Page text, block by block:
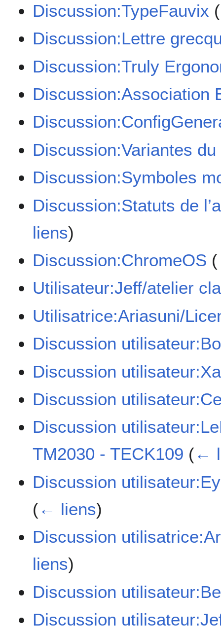
Discussion:TypeFauvix (
Discussion:Lettre
Discussion:Truly
Discussion:Association
Discussion:Variantes du
Discussion:Symboles
Discussion:Statuts de
liens)
Discussion:ChromeOS (
Utilisateur:Jeff/atelier
Utilisatrice:Ariasuni/
Discussion
Discussion
Discussion
Discussion
TM2030 - TECK109 (←
Discussion
(← liens)
Discussion
liens)
Discussion
Discussion